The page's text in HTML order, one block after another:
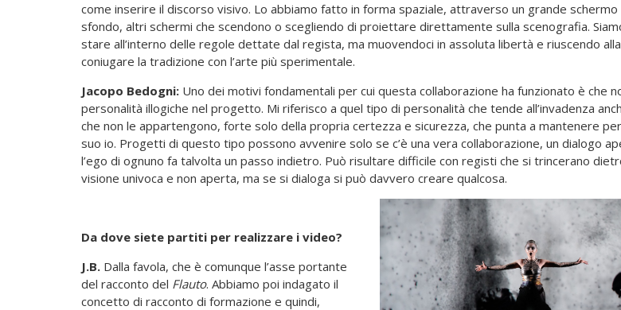
come inserire il discorso visivo. Lo abbiamo fatto in forma spaziale, attraverso un grande schermo
sfondo, altri schermi che scendono o scegliendo di proiettare direttamente sulla scenografia.
stare all’interno delle regole dettate dal regista, ma muovendoci in assoluta libertà e riuscendo
coniugare la tradizione con l’arte più sperimentale.
Jacopo Bedogni: Uno dei motivi fondamentali per cui questa collaborazione ha funzionato è che
personalità illogiche nel progetto. Mi riferisco a quel tipo di personalità che tende all’invadenza
che non le appartengono, forte solo della propria certezza e sicurezza, che punta a mantenere
suo io. Progetti di questo tipo possono avvenire solo se c’è una vera collaborazione, un dialogo
l’ego di ognuno fa talvolta un passo indietro. Può risultare difficile con registi che si trincerano
visione univoca e non aperta, ma se si dialoga si può davvero creare qualcosa.
Da dove siete partiti per realizzare i video?
J.B. Dalla favola, che è comunque l’asse portante
del racconto del Flauto. Abbiamo poi indagato il
concetto di racconto di formazione e quindi,